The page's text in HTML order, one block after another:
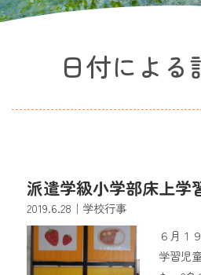
日付による
派遣学級小学部床上学
2019.6.28 ｜学校行事
６月１
学習児